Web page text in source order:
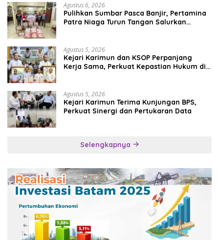
Agustus 6, 2026
Pulihkan Sumbar Pasca Banjir, Pertamina
Patra Niaga Turun Tangan Salurkan
Agustus 5, 2026
Kejari Karimun dan KSOP Perpanjang
Kerja Sama, Perkuat Kepastian Hukum di
Agustus 5, 2026
Kejari Karimun Terima Kunjungan BPS,
Perkuat Sinergi dan Pertukaran Data
Selengkapnya